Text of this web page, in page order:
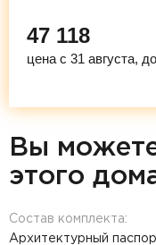
47 118
цена с 31 августа,
Вы
этого
Состав комплекта:
Архитектурный